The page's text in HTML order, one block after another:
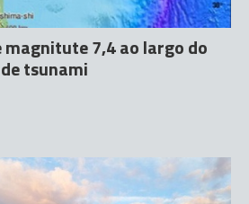
7,4 ao largo do
tsunami